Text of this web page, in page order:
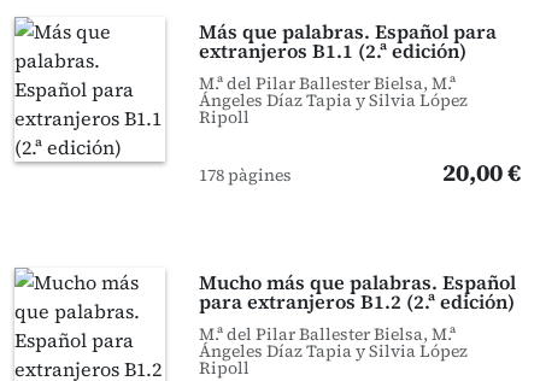
Más que palabras. Español para
extranjeros B1.1 (2.ª edición)
M.ª del Pilar Ballester Bielsa, M.ª
Ángeles Díaz Tapia y Silvia López
Ripoll
178 pàgines 20,00 €
Mucho más que palabras. Español
para extranjeros B1.2 (2.ª edición)
M.ª del Pilar Ballester Bielsa, M.ª
Ángeles Díaz Tapia y Silvia López
Ripoll